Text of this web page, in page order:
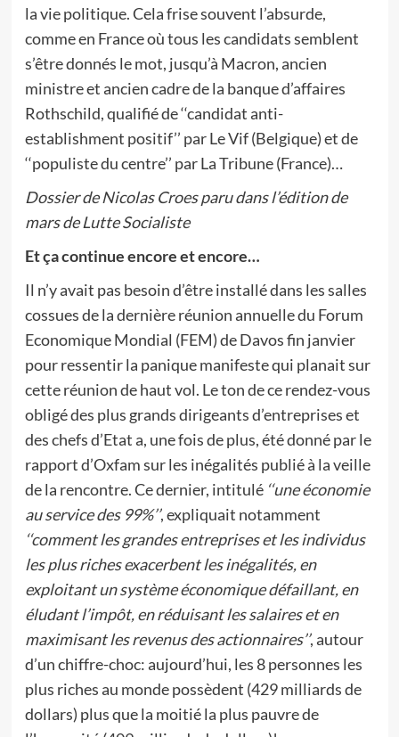
la vie politique. Cela frise souvent l’absurde,
comme en France où tous les candidats semblent
s’être donnés le mot, jusqu’à Macron, ancien
ministre et ancien cadre de la banque d’affaires
Rothschild, qualifié de ‘‘candidat anti-
establishment positif’’ par Le Vif (Belgique) et de
‘‘populiste du centre’’ par La Tribune (France)…
Dossier de Nicolas Croes paru dans l’édition de
mars de Lutte Socialiste
Et ça continue encore et encore…
Il n’y avait pas besoin d’être installé dans les salles
cossues de la dernière réunion annuelle du Forum
Economique Mondial (FEM) de Davos fin janvier
pour ressentir la panique manifeste qui planait sur
cette réunion de haut vol. Le ton de ce rendez-vous
obligé des plus grands dirigeants d’entreprises et
des chefs d’Etat a, une fois de plus, été donné par le
rapport d’Oxfam sur les inégalités publié à la veille
de la rencontre. Ce dernier, intitulé ‘‘une économie
au service des 99%’’, expliquait notamment
‘‘comment les grandes entreprises et les individus
les plus riches exacerbent les inégalités, en
exploitant un système économique défaillant, en
éludant l’impôt, en réduisant les salaires et en
maximisant les revenus des actionnaires’’, autour
d’un chiffre-choc: aujourd’hui, les 8 personnes les
plus riches au monde possèdent (429 milliards de
dollars) plus que la moitié la plus pauvre de